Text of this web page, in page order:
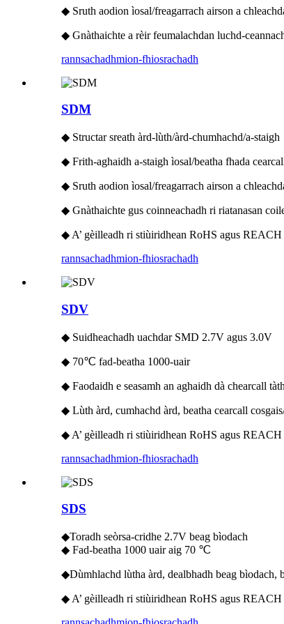
◆ Sruth aodion ìosal/freagarrach airson a
◆ Gnàthaichte a rèir feumalachdan luchd-
rannsachadhmion-fhiosrachadh
SDM
◆ Structar sreath àrd-lùth/àrd-chumhachd/a-staigh
◆ Frith-aghaidh a-staigh ìosal/beatha fhada
◆ Sruth aodion ìosal/freagarrach airson a
◆ Gnàthaichte gus coinneachadh ri riatanasan
◆ A’ gèilleadh ri stiùiridhean RoHS agus REACH
rannsachadhmion-fhiosrachadh
SDV
◆ Suidheachadh uachdar SMD 2.7V agus 3.0V
◆ 70℃ fad-beatha 1000-uair
◆ Faodaidh e seasamh an aghaidh dà chearcall
◆ Lùth àrd, cumhachd àrd, beatha cearcall
◆ A’ gèilleadh ri stiùiridhean RoHS agus REACH
rannsachadhmion-fhiosrachadh
SDS
◆Toradh seòrsa-cridhe 2.7V beag bìodach
◆ Fad-beatha 1000 uair aig 70 ℃
◆Dùmhlachd lùtha àrd, dealbhadh beag bìodach,
◆ A’ gèilleadh ri stiùiridhean RoHS agus REACH